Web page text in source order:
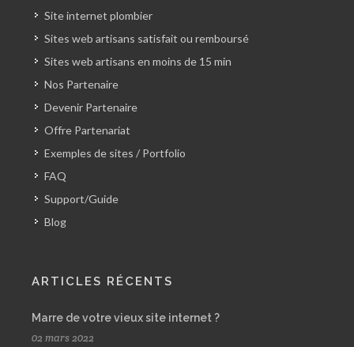
Site internet plombier
Sites web artisans satisfait ou remboursé
Sites web artisans en moins de 15 min
Nos Partenaire
Devenir Partenaire
Offre Partenariat
Exemples de sites / Portfolio
FAQ
Support/Guide
Blog
ARTICLES RÉCENTS
Marre de votre vieux site internet ?
02 mars 2022